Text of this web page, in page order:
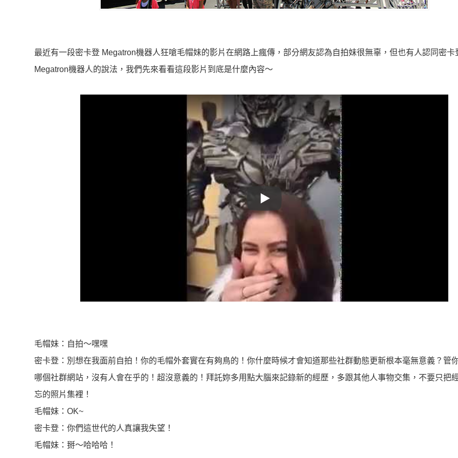
最近有一段密卡登 Megatron機器人狂嗆毛帽妹的影片在網路上瘋傳，部分網友認為自拍妹很無辜，但也有人認同密卡
Megatron機器人的說法，我們先來看看這段影片到底是什麼內容～
Play
毛帽妹：自拍～嘿嘿
密卡登：別想在我面前自拍！你的毛帽外套實在有夠鳥的！你什麼時候才會知道那些社群動態更新根本毫無意義？管
哪個社群網站，沒有人會在乎的！超沒意義的！拜託妳多用點大腦來記錄新的經歷，多跟其他人事物交集，不要只把
忘的照片集裡！
毛帽妹：OK~
密卡登：你們這世代的人真讓我失望！
毛帽妹：掰～哈哈哈！